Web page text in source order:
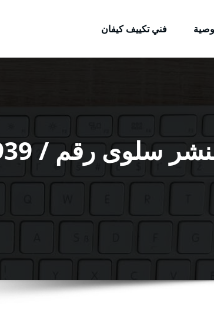
فني تكييف كيفان